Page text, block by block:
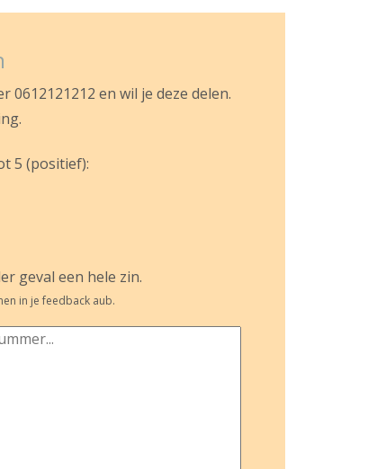
en wil je deze delen.
5 (positief):
geval een hele zin.
in je feedback aub.